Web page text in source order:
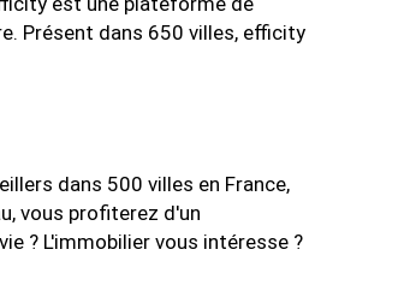
Présent dans 650 villes, efficity
dans 500 villes en France,
vous profiterez d'un
? L'immobilier vous intéresse ?